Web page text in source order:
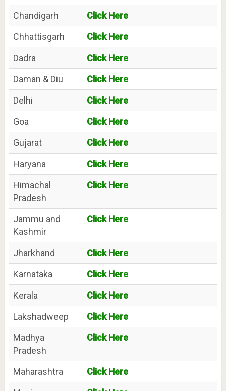
Chandigarh
Click Here
Chhattisgarh
Click Here
Dadra
Click Here
Daman & Diu
Click Here
Delhi
Click Here
Goa
Click Here
Gujarat
Click Here
Haryana
Click Here
Himachal
Pradesh
Click Here
Jammu and
Kashmir
Click Here
Jharkhand
Click Here
Karnataka
Click Here
Kerala
Click Here
Lakshadweep
Click Here
Madhya
Pradesh
Click Here
Maharashtra
Click Here